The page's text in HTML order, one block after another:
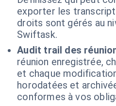
exporter les
droits sont gérés au
Swiftask.
Audit trail des
réunion enregistrée,
et chaque
horodatées et
conformes à vos